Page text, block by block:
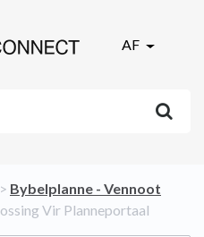
AF
​ > ​ ​Bybelplanne - Vennoot
Vir Planneportaal